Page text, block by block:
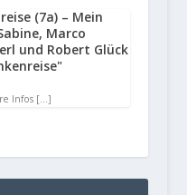
(7a) – Mein
Marco
und Robert Glück
Infos […]